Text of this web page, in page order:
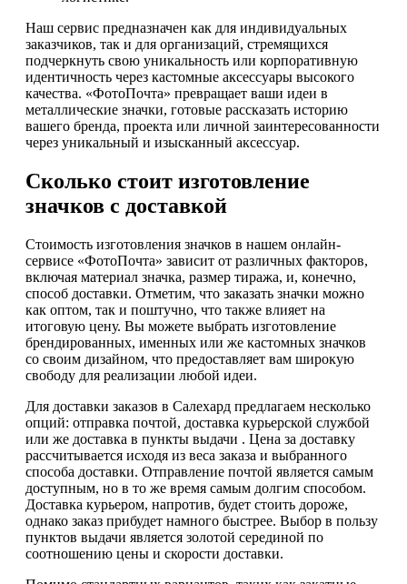
Наш сервис предназначен как для индивидуальных
заказчиков, так и для организаций, стремящихся
подчеркнуть свою уникальность или корпоративную
идентичность через кастомные аксессуары высокого
качества. «ФотоПочта» превращает ваши идеи в
металлические значки, готовые рассказать историю
вашего бренда, проекта или личной заинтересованности
через уникальный и изысканный аксессуар.
Сколько стоит изготовление
значков с доставкой
Стоимость изготовления значков в нашем онлайн-
сервисе «ФотоПочта» зависит от различных факторов,
включая материал значка, размер тиража, и, конечно,
способ доставки. Отметим, что заказать значки можно
как оптом, так и поштучно, что также влияет на
итоговую цену. Вы можете выбрать изготовление
брендированных, именных или же кастомных значков
со своим дизайном, что предоставляет вам широкую
свободу для реализации любой идеи.
Для доставки заказов в Салехард предлагаем несколько
опций: отправка почтой, доставка курьерской службой
или же доставка в пункты выдачи . Цена за доставку
рассчитывается исходя из веса заказа и выбранного
способа доставки. Отправление почтой является самым
доступным, но в то же время самым долгим способом.
Доставка курьером, напротив, будет стоить дороже,
однако заказ прибудет намного быстрее. Выбор в пользу
пунктов выдачи является золотой серединой по
соотношению цены и скорости доставки.